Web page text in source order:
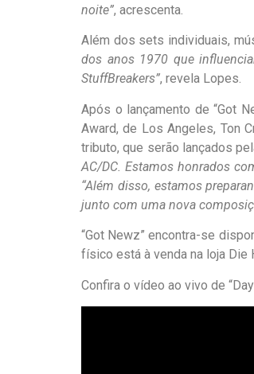
noite”, acrescenta.
Além dos sets individuais,
dos anos 1970 que
StuffBreakers”, revela Lopes.
Após o lançamento de “Got
Award, de Los Angeles, Ton
tributo, que serão lançados
AC/DC. Estamos honrados
“Além disso, estamos
junto com uma nova
“Got Newz” encontra-se
físico está à venda na loja Die
Confira o vídeo ao vivo de